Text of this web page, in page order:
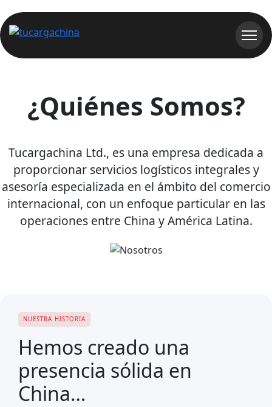
¿Quiénes Somos?
Tucargachina Ltd., es una empresa dedicada a
proporcionar servicios logísticos integrales y
asesoría especializada en el ámbito del comercio
internacional, con un enfoque particular en las
operaciones entre China y América Latina.
NUESTRA HISTORIA
Hemos creado una
presencia sólida en
China…